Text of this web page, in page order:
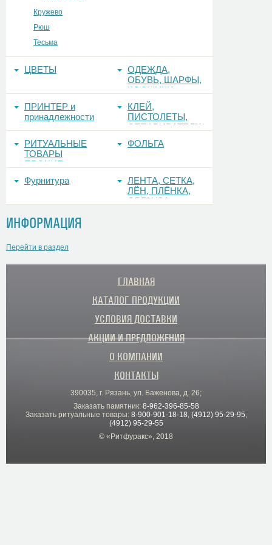
Кружево
Рюш
Тесьма
ЦВЕТЫ
ОДЕЖДА,
ОБУВЬ, ШАРФЫ,
КОСЫНКИ
ПРИНТЕР и
принадлежности
КЛЕЙ,
ПИСТОЛЕТЫ,
ОТПАРИВАТЕЛИ
РИТУАЛЬНЫЕ
ТОВАРЫ
ПРОЧИЕ
ФОЛЬГА
Фурнитура
ЛЕНТА, СЕТКА,
ЛЁН, ПЛЁНКА,
ОРГАНЗА
ИНФОРМАЦИЯ
Перейти в раздел
ГЛАВНАЯ
КАТАЛОГ ПРОДУКЦИИ
УСЛОВИЯ ДОСТАВКИ
АКЦИИ И ПРЕДЛОЖЕНИЯ
О КОМПАНИИ
КОНТАКТЫ
390035, г. Рязань, ул. Баженова, д. 26;
Заказать памятник: 8-962-396-85-58
Заказать ритуальные товары: 8-900-901-18-18 (4912) 95-29-95
(4912) 95-29-55
© «Ритфуракс», 2018